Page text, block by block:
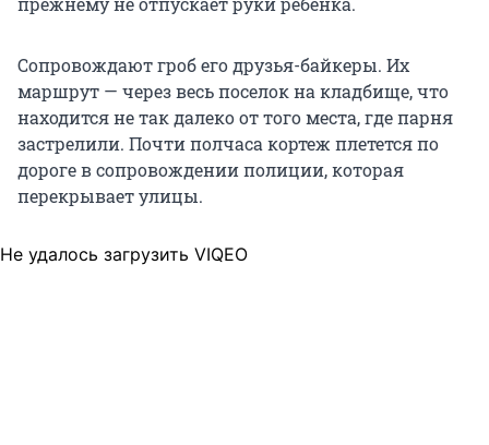
Сопровождают гроб его друзья-байкеры. Их
маршрут — через весь поселок на кладбище, что
находится не так далеко от того места, где парня
застрелили. Почти полчаса кортеж плетется по
дороге в сопровождении полиции, которая
перекрывает улицы.
Не удалось загрузить VIQEO